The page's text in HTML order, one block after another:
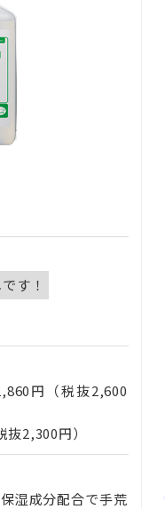
す！
円（税抜2,600
2,300円）
湿成分配合で手荒